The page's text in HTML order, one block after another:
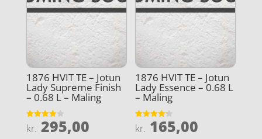
1876 HVIT TE – Jotun
Lady Supreme Finish
– 0.68 L – Maling
Vurderet
3.9
kr. 295,00
1876 HVIT TE – Jotun
Lady Essence – 0.68 L
– Maling
Vurderet
4.2
kr. 165,00